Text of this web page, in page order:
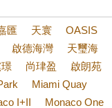
匯 天寰
OASIS
啟德海灣
天璽海
尚珒盈
啟朗苑
Miami Quay
I+II
Monaco One